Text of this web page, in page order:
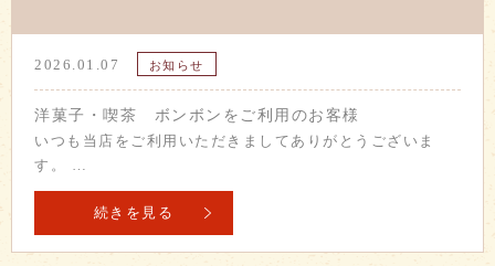
2026.01.07 お知らせ
洋菓子・喫茶 ボンボンをご利用のお客様
いつも当店をご利用いただきましてありがとうございま
す。 …
続きを見る